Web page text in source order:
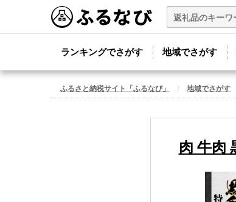
ランキングでさがす 地域でさがす
ふるさと納税サイト「ふるなび」 地域でさがす
肉 牛肉